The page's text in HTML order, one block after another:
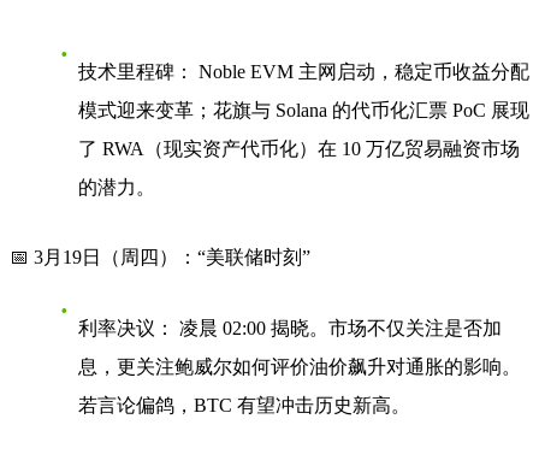
技术里程碑：
Noble EVM 主网启动，稳定币收益分配
模式迎来变革；花旗与 Solana 的代币化汇票 PoC 展现
了 RWA（现实资产代币化）在 10 万亿贸易融资市场
的潜力。
📅 3月19日（周四）：“美联储时刻”
利率决议：
凌晨 02:00 揭晓。市场不仅关注是否加
息，更关注鲍威尔如何评价油价飙升对通胀的影响。
若言论偏鸽，BTC 有望冲击历史新高。